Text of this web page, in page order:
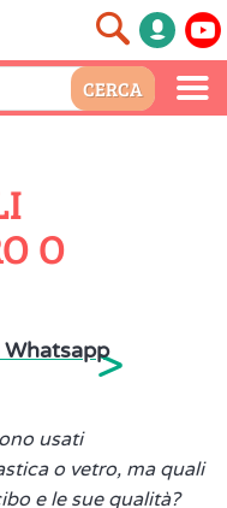
O
Whatsapp>
usati
o vetro, ma quali
e le sue qualità?